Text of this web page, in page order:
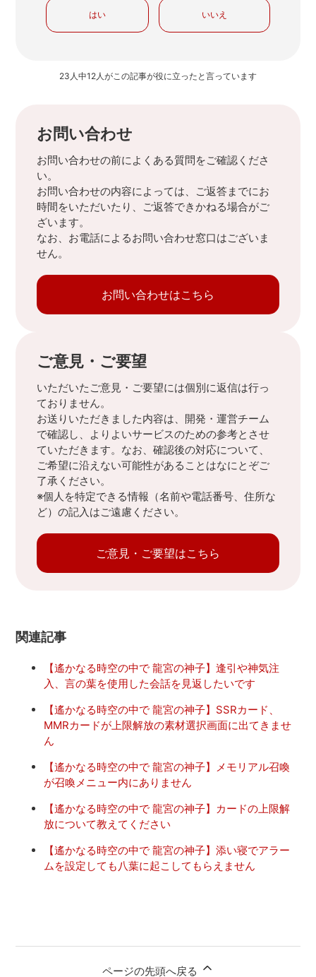
はい いいえ
23人中12人がこの記事が役に立ったと言っています
お問い合わせ
お問い合わせの前によくある質問をご確認くださ
い。
お問い合わせの内容によっては、ご返答までにお
時間をいただいたり、ご返答できかねる場合がご
ざいます。
なお、お電話によるお問い合わせ窓口はございま
せん。
お問い合わせはこちら
ご意見・ご要望
いただいたご意見・ご要望には個別に返信は行っ
ておりません。
お送りいただきました内容は、開発・運営チーム
で確認し、よりよいサービスのための参考とさせ
ていただきます。なお、確認後の対応について、
ご希望に沿えない可能性があることはなにとぞご
了承ください。
※個人を特定できる情報（名前や電話番号、住所な
ど）の記入はご遠慮ください。
ご意見・ご要望はこちら
関連記事
【遙かなる時空の中で 龍宮の神子】逢引や神気注
入、言の葉を使用した会話を見返したいです
【遙かなる時空の中で 龍宮の神子】SSRカード、
MMRカードが上限解放の素材選択画面に出てきませ
ん
【遙かなる時空の中で 龍宮の神子】メモリアル召喚
が召喚メニュー内にありません
【遙かなる時空の中で 龍宮の神子】カードの上限解
放について教えてください
【遙かなる時空の中で 龍宮の神子】添い寝でアラー
ムを設定しても八葉に起こしてもらえません
ページの先頭へ戻る